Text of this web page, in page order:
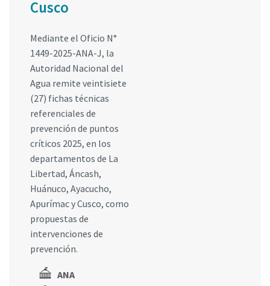
Cusco
Mediante el Oficio N°
1449-2025-ANA-J, la
Autoridad Nacional del
Agua remite veintisiete
(27) fichas técnicas
referenciales de
prevención de puntos
críticos 2025, en los
departamentos de La
Libertad, Áncash,
Huánuco, Ayacucho,
Apurímac y Cusco, como
propuestas de
intervenciones de
prevención.
ANA